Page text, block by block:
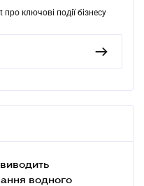
ключові події бізнесу
водного